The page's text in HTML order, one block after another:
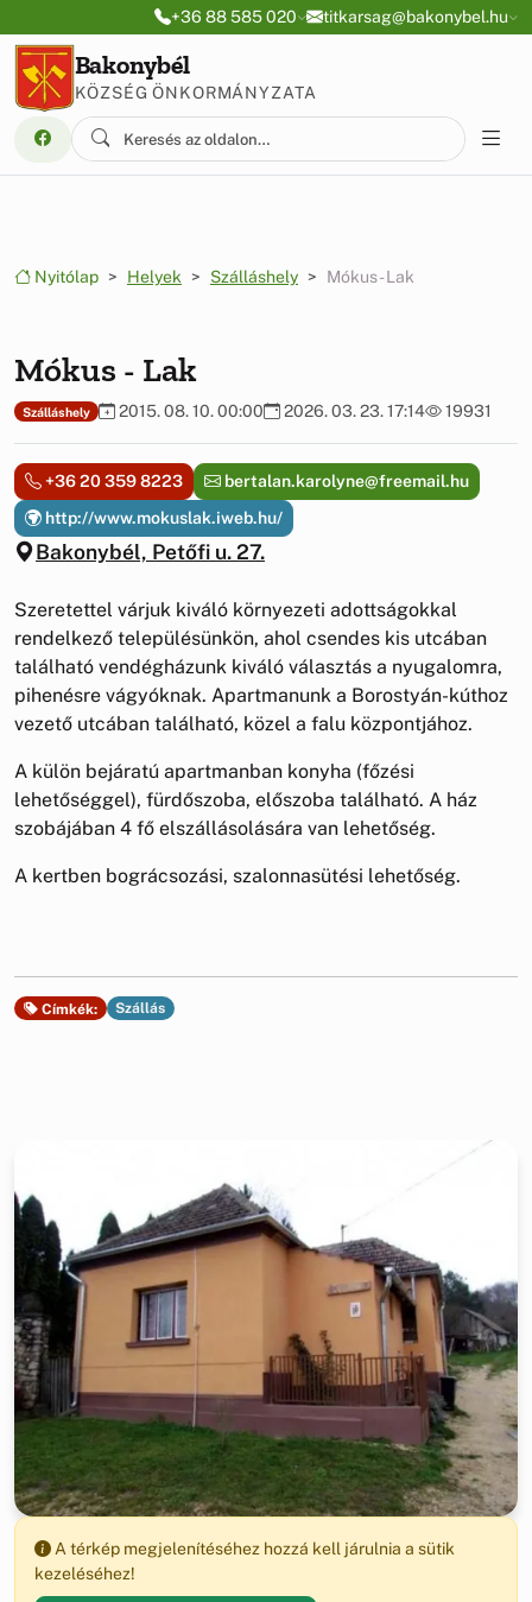
Ugrás a menüre
Ugrás a tartalomra+36 88 585 020 titkarsag@bakonybel.hu
Bakonybél
KÖZSÉG ÖNKORMÁNYZATA
Nyitólap Helyek Szálláshely Mókus - Lak
Mókus - Lak
Szálláshely 2015. 08. 10. 00:00 2026. 03. 23. 17:14 19931
Bakonybél, Petőfi u. 27.
+36 20 359 8223
bertalan.karolyne@freemail.hu
http://www.mokuslak.iweb.hu/
Szeretettel várjuk kiváló környezeti adottságokkal
rendelkező településünkön, ahol csendes kis utcában
található vendégházunk kiváló választás a nyugalomra,
pihenésre vágyóknak. Apartmanunk a Borostyán-kúthoz
vezető utcában található, közel a falu központjához.
A külön bejáratú apartmanban konyha (főzési
lehetőséggel), fürdőszoba, előszoba található. A ház
szobájában 4 fő elszállásolására van lehetőség.
A kertben bográcsozási, szalonnasütési lehetőség.
Címkék: Szállás
A térkép megjelenítéséhez hozzá kell járulnia a sütik
kezeléséhez!